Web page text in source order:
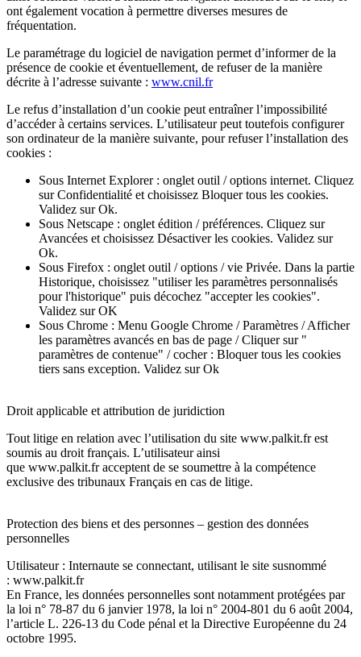
ont également vocation à permettre diverses mesures de
fréquentation.
Le paramétrage du logiciel de navigation permet d’informer de la
présence de cookie et éventuellement, de refuser de la manière
décrite à l’adresse suivante : www.cnil.fr
Le refus d’installation d’un cookie peut entraîner l’impossibilité
d’accéder à certains services. L’utilisateur peut toutefois configurer
son ordinateur de la manière suivante, pour refuser l’installation des
cookies :
Sous Internet Explorer : onglet outil / options internet. Cliquez
sur Confidentialité et choisissez Bloquer tous les cookies.
Validez sur Ok.
Sous Netscape : onglet édition / préférences. Cliquez sur
Avancées et choisissez Désactiver les cookies. Validez sur
Ok.
Sous Firefox : onglet outil / options / vie Privée. Dans la partie
Historique, choisissez "utiliser les paramètres personnalisés
pour l'historique" puis décochez "accepter les cookies".
Validez sur OK
Sous Chrome : Menu Google Chrome / Paramètres / Afficher
les paramètres avancés en bas de page / Cliquer sur "
paramètres de contenue" / cocher : Bloquer tous les cookies
tiers sans exception. Validez sur Ok
Droit applicable et attribution de juridiction
Tout litige en relation avec l’utilisation du site www.palkit.frest
soumis au droit français. L’utilisateur ainsi
que www.palkit.fracceptent de se soumettre à la compétence
exclusive des tribunaux Français en cas de litige.
Protection des biens et des personnes – gestion des données
personnelles
Utilisateur : Internaute se connectant, utilisant le site susnommé
: www.palkit.fr
En France, les données personnelles sont notamment protégées par
la loi n° 78-87 du 6 janvier 1978, la loi n° 2004-801 du 6 août 2004,
l’article L. 226-13 du Code pénal et la Directive Européenne du 24
octobre 1995.